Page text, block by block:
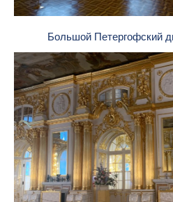
Большой Петергофский